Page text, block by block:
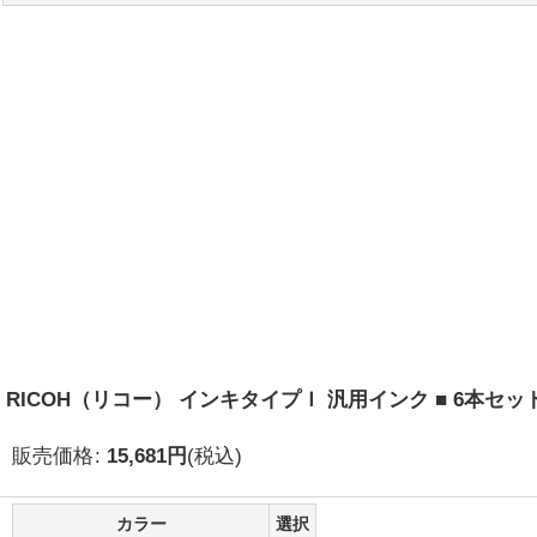
RICOH（リコー） インキタイプＩ 汎用インク ■ 6本セッ
販売価格: 15,681円 (税込)
カラー 選択